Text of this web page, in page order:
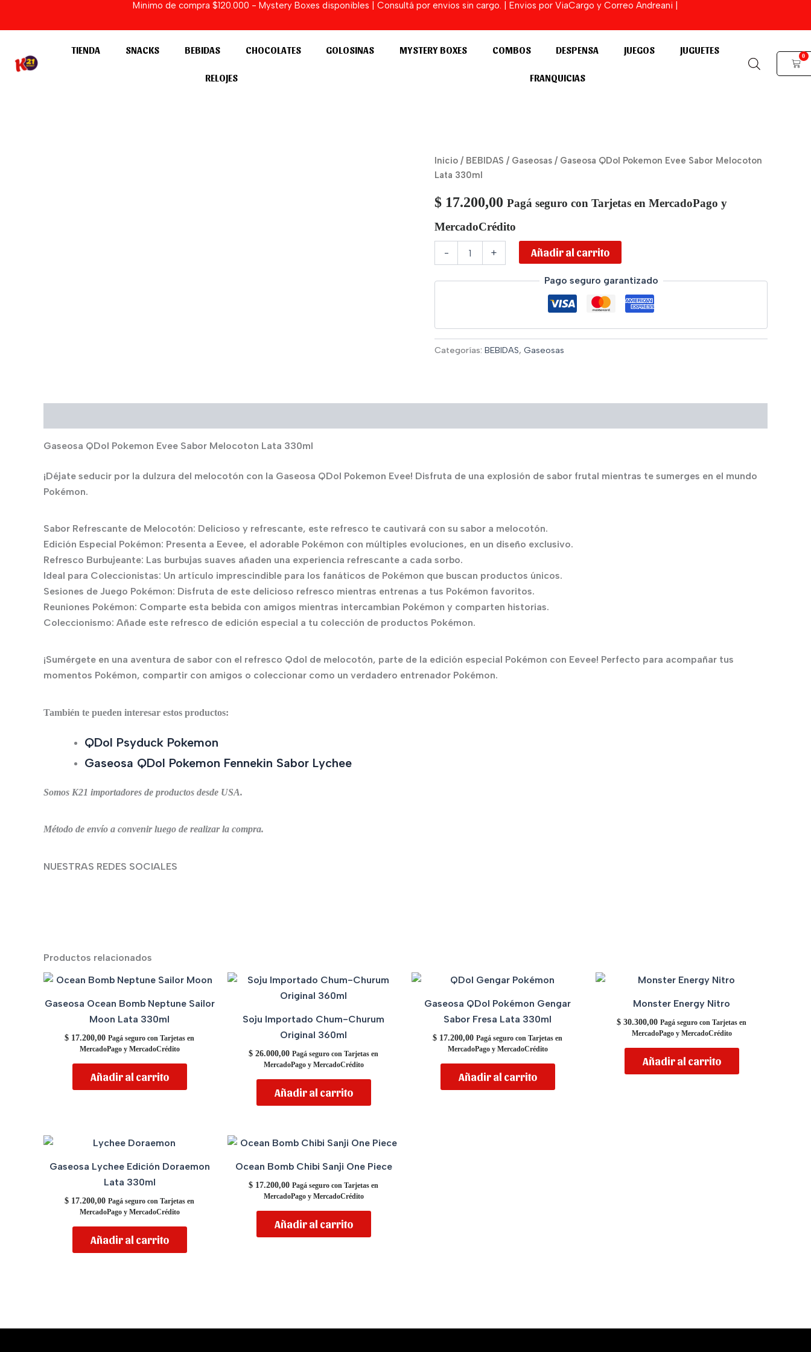
Minimo de compra $120.000 - Mystery Boxes disponibles | Consultá por envios sin cargo. | Envios por ViaCargo y Correo Andreani |
TIENDA SNACKS BEBIDAS CHOCOLATES GOLOSINAS MYSTERY BOXES COMBOS DESPENSA JUEGOS JUGUETES
RELOJES FRANQUICIAS
0
Cart
Inicio / BEBIDAS / Gaseosas / Gaseosa QDol Pokemon Evee Sabor Melocoton
Lata 330ml
$ 17.200,00 Pagá seguro con Tarjetas en MercadoPago y
MercadoCrédito
-
Gaseosa
QDol
Evee
Sabor
Lata
330ml
cantidad
+ Añadir al carrito
Pago seguro garantizado
Categorías: BEBIDAS, Gaseosas
Gaseosa QDol Pokemon Evee Sabor Melocoton Lata 330ml
¡Déjate seducir por la dulzura del melocotón con la Gaseosa QDol Pokemon Evee! Disfruta de una explosión de sabor frutal mientras te sumerges en el mundo
Pokémon.
Sabor Refrescante de Melocotón: Delicioso y refrescante, este refresco te cautivará con su sabor a melocotón.
Edición Especial Pokémon: Presenta a Eevee, el adorable Pokémon con múltiples evoluciones, en un diseño exclusivo.
Refresco Burbujeante: Las burbujas suaves añaden una experiencia refrescante a cada sorbo.
Ideal para Coleccionistas: Un artículo imprescindible para los fanáticos de Pokémon que buscan productos únicos.
Sesiones de Juego Pokémon: Disfruta de este delicioso refresco mientras entrenas a tus Pokémon favoritos.
Reuniones Pokémon: Comparte esta bebida con amigos mientras intercambian Pokémon y comparten historias.
Coleccionismo: Añade este refresco de edición especial a tu colección de productos Pokémon.
¡Sumérgete en una aventura de sabor con el refresco Qdol de melocotón, parte de la edición especial Pokémon con Eevee! Perfecto para acompañar tus
momentos Pokémon, compartir con amigos o coleccionar como un verdadero entrenador Pokémon.
También te pueden interesar estos productos:
QDol Psyduck Pokemon
Gaseosa QDol Pokemon Fennekin Sabor Lychee
Somos K21 importadores de productos desde USA.
Método de envío a convenir luego de realizar la compra.
NUESTRAS REDES SOCIALES
Productos relacionados
Gaseosa Ocean Bomb Neptune Sailor
Moon Lata 330ml
$ 17.200,00 Pagá seguro con Tarjetas en
MercadoPago y MercadoCrédito
Añadir al carrito
Soju Importado Chum-Churum
Original 360ml
$ 26.000,00 Pagá seguro con Tarjetas en
MercadoPago y MercadoCrédito
Añadir al carrito
Gaseosa QDol Pokémon Gengar
Sabor Fresa Lata 330ml
$ 17.200,00 Pagá seguro con Tarjetas en
MercadoPago y MercadoCrédito
Añadir al carrito
Monster Energy Nitro
$ 30.300,00 Pagá seguro con Tarjetas en
MercadoPago y MercadoCrédito
Añadir al carrito
Gaseosa Lychee Edición Doraemon
Lata 330ml
$ 17.200,00 Pagá seguro con Tarjetas en
MercadoPago y MercadoCrédito
Añadir al carrito
Ocean Bomb Chibi Sanji One Piece
$ 17.200,00 Pagá seguro con Tarjetas en
MercadoPago y MercadoCrédito
Añadir al carrito